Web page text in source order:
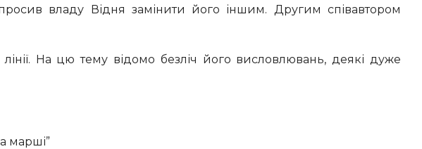
владу Відня замінити його іншим. Другим співавтором
марші”